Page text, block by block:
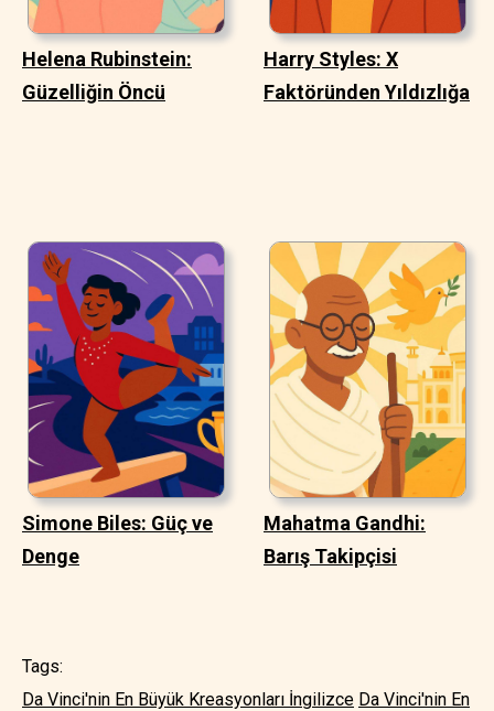
Helena Rubinstein:
Güzelliğin Öncü
Harry Styles: X
Faktöründen Yıldızlığa
Simone Biles: Güç ve
Denge
Mahatma Gandhi:
Barış Takipçisi
Tags:
Da Vinci'nin En Büyük Kreasyonları İngilizce Da Vinci'nin En